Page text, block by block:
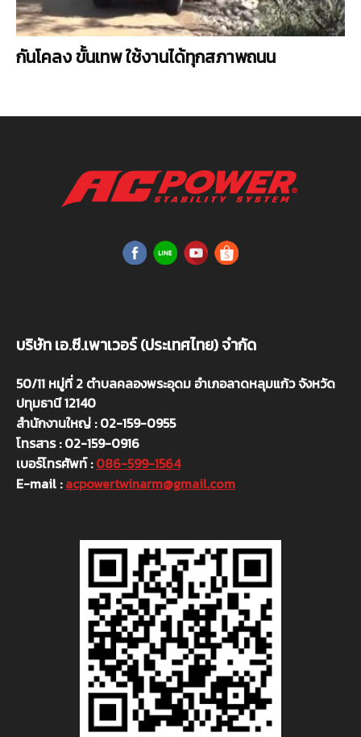
กันโคลง ขั้นเทพ ใช้งานได้ทุกสภาพถนน
บริษัท เอ.ซี.เพาเวอร์ (ประเทศไทย) จำกัด
50/11 หมู่ที่ 2 ตำบลคลองพระอุดม อำเภอลาดหลุมแก้ว จังหวัด
ปทุมธานี 12140
สำนักงานใหญ่ : 02-159-0955
โทรสาร : 02-159-0916
เบอร์โทรศัพท์ :086-599-1564
E-mail :acpowertwinarm@gmail.com